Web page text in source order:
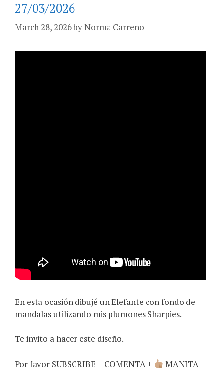
27/03/2026
March 28, 2026byNorma Carreno
En esta ocasión dibujé un Elefante con fondo de
mandalas utilizando mis plumones Sharpies.
Te invito a hacer este diseño.
Por favor SUBSCRIBE + COMENTA +
MANITA